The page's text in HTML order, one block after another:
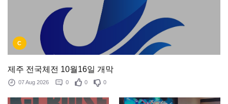
C
제주 전국체전 10월16일 개막
07 Aug 2026 0 0 0